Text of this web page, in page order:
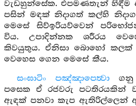
වැඩහුන්සේක. එපමණතැන් හිඳීම
පසින් මඳක් නිදාගත් කල්හි
මෙසේ සිව්ඉරියව්වෙන්
විය. උපාදින්නක ශරීරය
කිවයුතුය. ඒනිසා බොහෝ කලක්
වෙහෙස ගෙන මෙසේ කීය.
සංඝාටිං පඤ්ඤාපෙත්‍වාගනු
පසෙක ඒ රජවරු පටතිරයකින්
ඇඳක් පනවා කැප ඇතිරිල්ලෙන්